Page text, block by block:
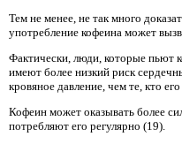
Тем не менее, не так много
употребление кофеина может
Фактически, люди, которые пьют
имеют более низкий риск
кровяное давление, чем те, кто
Кофеин может оказывать более
потребляют его регулярно (19).